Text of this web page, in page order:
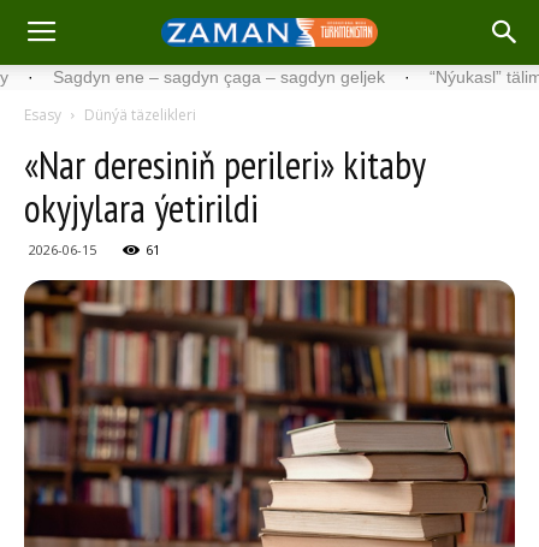
ene – sagdyn çaga – sagdyn geljek · “Nýukasl” tälimçisini
Esasy Dünýä täzelikleri
«Nar deresiniň perileri» kitaby
okyjylara ýetirildi
2026-06-15 61